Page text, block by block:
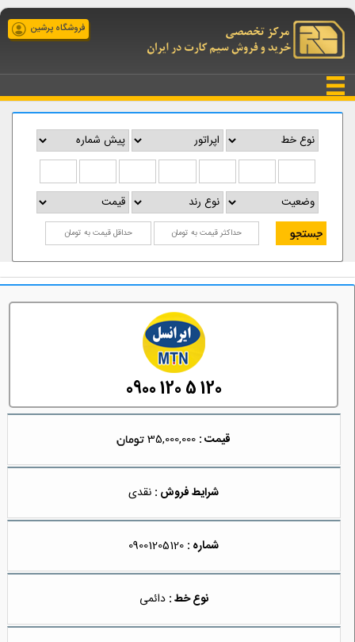
فروشگاه پرشین
0900 120 5 120
قیمت :
شرایط فروش : نقدی
شماره : 09001205120
نوع خط : دائمی